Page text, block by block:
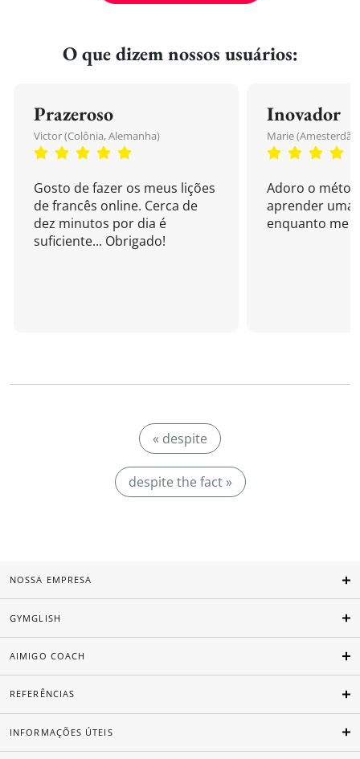
O que dizem nossos usuários:
Prazeroso
Victor (Colônia, Alemanha)
Gosto de fazer os meus lições
de francês online. Cerca de
dez minutos por dia é
suficiente... Obrigado!
Inovador
Marie
Adoro o
aprender uma
enquanto me
« despite
despite the fact »
NOSSA EMPRESA
GYMGLISH
AIMIGO COACH
REFERÊNCIAS
INFORMAÇÕES ÚTEIS